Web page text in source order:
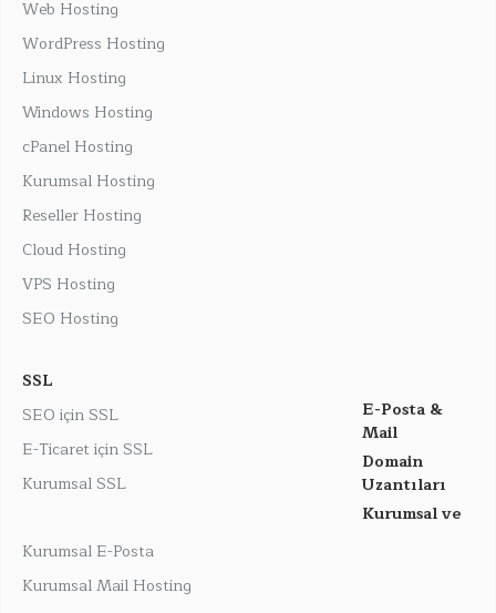
Web Hosting
WordPress Hosting
Linux Hosting
Windows Hosting
cPanel Hosting
Kurumsal Hosting
Reseller Hosting
Cloud Hosting
VPS Hosting
SEO Hosting
SSL
SEO için SSL
E-Ticaret için SSL
Kurumsal SSL
E-Posta &
Mail
Kurumsal E-Posta
Kurumsal Mail Hosting
Domain
Uzantıları
Kurumsal ve